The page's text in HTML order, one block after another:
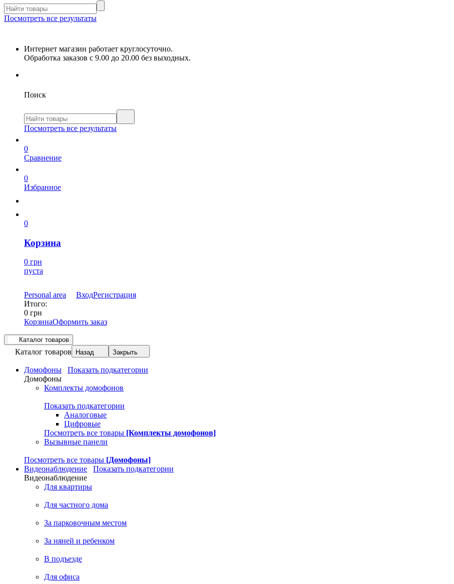
Посмотреть все результаты
Интернет магазин работает круглосуточно.
Обработка заказов с 9.00 до 20.00 без выходных.
Поиск
Посмотреть все результаты
0
Сравнение
0
Избранное
0
Корзина
0 грн
пуста
Personal area ВходРегистрация
Итого:
0 грн
КорзинаОформить заказ
Каталог товаров
Каталог товаров Назад Закрыть
Домофоны
Показать подкатегории
Домофоны
Комплекты домофонов
Показать подкатегории
Аналоговые
Цифровые
Посмотреть все товары [Комплекты домофонов]
Вызывные панели
Посмотреть все товары [Домофоны]
Видеонаблюдение
Показать подкатегории
Видеонаблюдение
Для квартиры
Для частного дома
За парковочным местом
За няней и ребенком
В подъезде
Для офиса